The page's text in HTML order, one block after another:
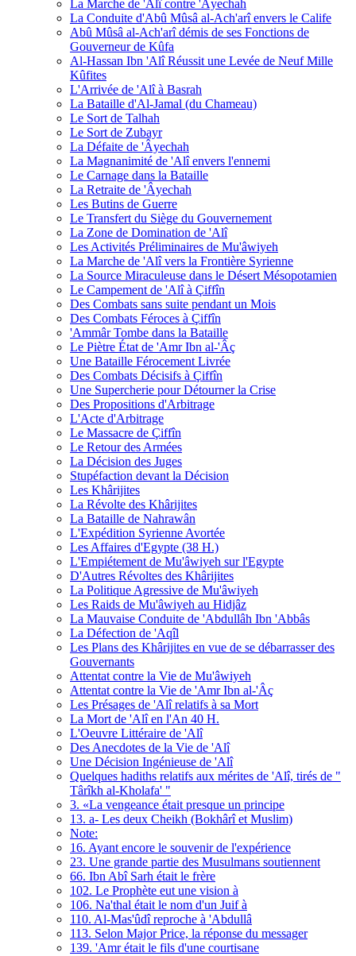
La Marche de 'Alî contre 'Âyechah
La Conduite d'Abû Mûsâ al-Ach'arî envers le Calife
Abû Mûsâ al-Ach'arî démis de ses Fonctions de
Gouverneur de Kûfa
Al-Hassan Ibn 'Alî Réussit une Levée de Neuf Mille
Kûfites
L'Arrivée de 'Alî à Basrah
La Bataille d'Al-Jamal (du Chameau)
Le Sort de Talhah
Le Sort de Zubayr
La Défaite de 'Âyechah
La Magnanimité de 'Alî envers l'ennemi
Le Carnage dans la Bataille
La Retraite de 'Âyechah
Les Butins de Guerre
Le Transfert du Siège du Gouvernement
La Zone de Domination de 'Alî
Les Activités Préliminaires de Mu'âwiyeh
La Marche de 'Alî vers la Frontière Syrienne
La Source Miraculeuse dans le Désert Mésopotamien
Le Campement de 'Alî à Çiffîn
Des Combats sans suite pendant un Mois
Des Combats Féroces à Çiffîn
'Ammâr Tombe dans la Bataille
Le Piètre État de 'Amr Ibn al-'Âç
Une Bataille Férocement Livrée
Des Combats Décisifs à Çiffîn
Une Supercherie pour Détourner la Crise
Des Propositions d'Arbitrage
L'Acte d'Arbitrage
Le Massacre de Çiffîn
Le Retour des Armées
La Décision des Juges
Stupéfaction devant la Décision
Les Khârijites
La Révolte des Khârijites
La Bataille de Nahrawân
L'Expédition Syrienne Avortée
Les Affaires d'Egypte (38 H.)
L'Empiétement de Mu'âwiyeh sur l'Egypte
D'Autres Révoltes des Khârijites
La Politique Agressive de Mu'âwiyeh
Les Raids de Mu'âwiyeh au Hidjâz
La Mauvaise Conduite de 'Abdullâh Ibn 'Abbâs
La Défection de 'Aqîl
Les Plans des Khârijites en vue de se débarrasser des
Gouvernants
Attentat contre la Vie de Mu'âwiyeh
Attentat contre la Vie de 'Amr Ibn al-'Âç
Les Présages de 'Alî relatifs à sa Mort
La Mort de 'Alî en l'An 40 H.
L'Oeuvre Littéraire de 'Alî
Des Anecdotes de la Vie de 'Alî
Une Décision Ingénieuse de 'Alî
Quelques hadiths relatifs aux mérites de 'Alî, tirés de "
Târîkh al-Kholafa' "
3. «La vengeance était presque un principe
13. a- Les deux Cheikh (Bokhârî et Muslim)
Note:
16. Ayant encore le souvenir de l'expérience
23. Une grande partie des Musulmans soutiennent
66. Ibn Abî Sarh était le frère
102. Le Prophète eut une vision à
106. Na'thal était le nom d'un Juif à
110. Al-Mas'ûdî reproche à 'Abdullâ
113. Selon Major Price, la réponse du messager
139. 'Amr était le fils d'une courtisane